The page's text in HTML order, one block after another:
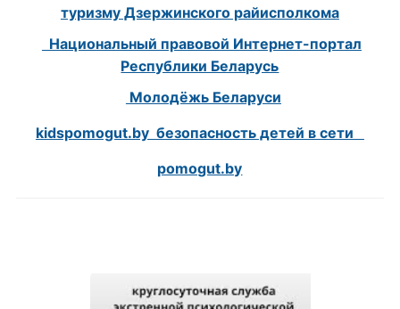
туризму Дзержинского райисполкома
Национальный правовой Интернет-портал
Республики Беларусь
Молодёжь Беларуси
kidspomogut.by безопасность детей в сети
pomogut.by